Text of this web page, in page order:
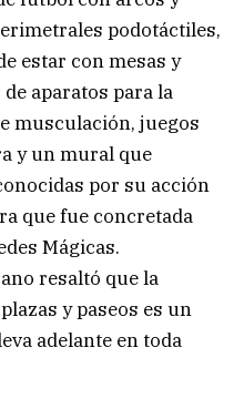
podotáctiles,
estar con mesas y
aparatos para la
musculación, juegos
y un mural que
por su acción
que fue concretada
Mágicas.
resaltó que la
y paseos es un
adelante en toda